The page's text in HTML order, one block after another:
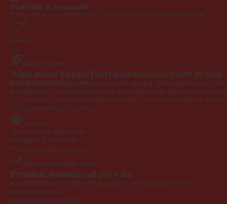
Brandable & memorable
Short, easy to say, easy to type — the foundation of any premium brand.
Length
19
Appeal
4.0
Why this name
What makes EngageYourEmployees.com worth owning
EngageYourEmployees.com is a category-defining 19-character name — the
the open web — instant credibility with users and Google alike. It has been
it — equity you can keep by simply redirecting. For investors building a
time someone reads it out loud.
Great for
301 redirect for SEO equity
Newsletter or community
Personal portfolio or agency
Recent comparable sales
Premium domains sell every day
A small sample of recently sold domains on the secondary market.
redfoxit.com$405
zorrosrestaurant.com$710